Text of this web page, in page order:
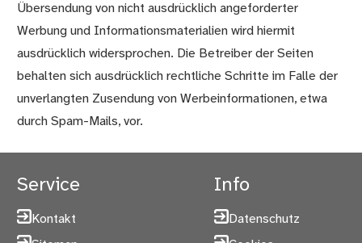
Übersendung von nicht ausdrücklich angeforderter
Werbung und Informationsmaterialien wird hiermit
ausdrücklich widersprochen. Die Betreiber der Seiten
behalten sich ausdrücklich rechtliche Schritte im Falle der
unverlangten Zusendung von Werbeinformationen, etwa
durch Spam-Mails, vor.
Service
Kontakt
Info
Datenschutz